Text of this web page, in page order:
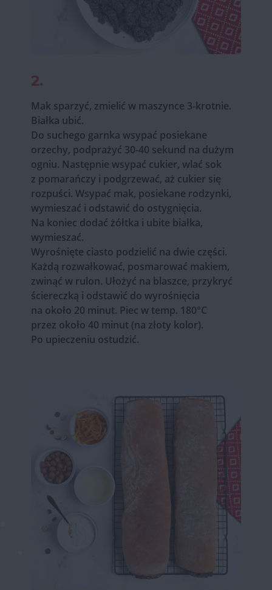
2.
Mak sparzyć, zmielić w maszynce 3-krotnie.
Białka ubić.
Do suchego garnka wsypać posiekane
orzechy, podprażyć 30-40 sekund na dużym
ogniu. Następnie wsypać cukier, wlać sok
z pomarańczy i podgrzewać, aż cukier się
rozpuści. Wsypać mak, posiekane rodzynki,
wymieszać i odstawić do ostygnięcia.
Na koniec dodać żółtka i ubite białka,
wymieszać.
Wyrośnięte ciasto podzielić na dwie części.
Każdą rozwałkować, posmarować makiem,
zwinąć w rulon. Ułożyć na blaszce, przykryć
ściereczką i odstawić do wyrośnięcia
na około 20 minut. Piec w temp. 180°C
przez około 40 minut (na złoty kolor).
Po upieczeniu ostudzić.